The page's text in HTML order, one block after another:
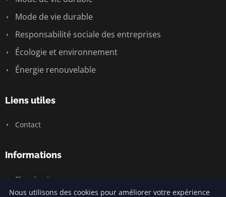
Mode de vie durable
Responsabilité sociale des entreprises
Écologie et environnement
Énergie renouvelable
Liens utiles
Contact
Informations
Plan du site
Nous utilisons des cookies pour améliorer votre expérience